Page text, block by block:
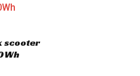
scooter